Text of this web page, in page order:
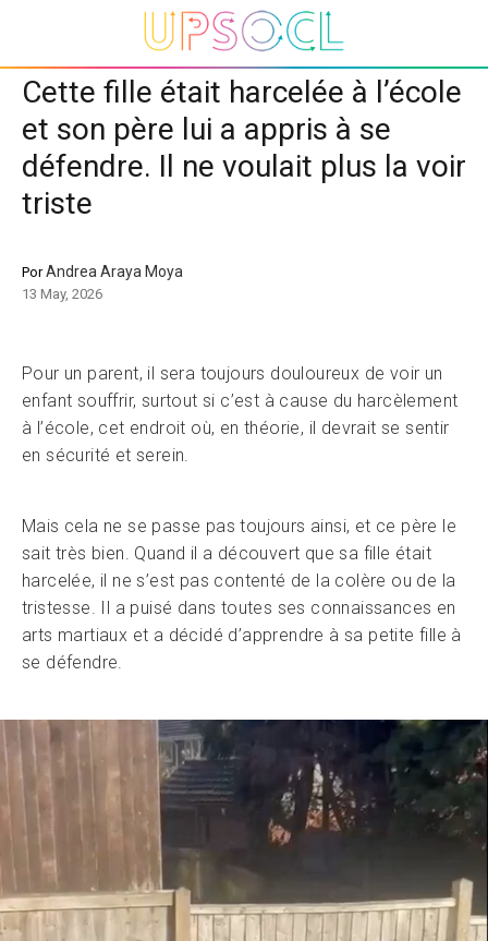
Cette fille était harcelée à l’école
et son père lui a appris à se
défendre. Il ne voulait plus la voir
triste
PorAndrea Araya Moya
13 May, 2026
Pour un parent, il sera toujours douloureux de voir un
enfant souffrir, surtout si c’est à cause du harcèlement
à l’école, cet endroit où, en théorie, il devrait se sentir
en sécurité et serein.
Mais cela ne se passe pas toujours ainsi, et ce père le
sait très bien. Quand il a découvert que sa fille était
harcelée, il ne s’est pas contenté de la colère ou de la
tristesse. Il a puisé dans toutes ses connaissances en
arts martiaux et a décidé d’apprendre à sa petite fille à
se défendre.